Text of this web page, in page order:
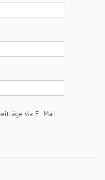
via E-Mail.